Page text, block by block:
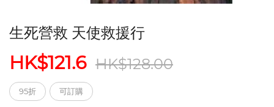
生死營救 天使救援行
HK$121.6 HK$128.00
95折 可訂購